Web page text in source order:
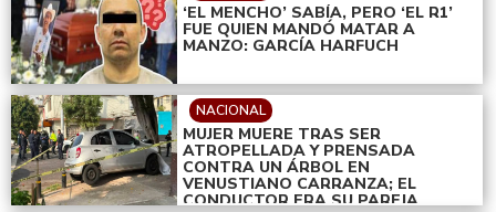
‘EL MENCHO’ SABÍA, PERO ‘EL R1’
FUE QUIEN MANDÓ MATAR A
MANZO: GARCÍA HARFUCH
NACIONAL
MUJER MUERE TRAS SER
ATROPELLADA Y PRENSADA
CONTRA UN ÁRBOL EN
VENUSTIANO CARRANZA; EL
CONDUCTOR ERA SU PAREJA